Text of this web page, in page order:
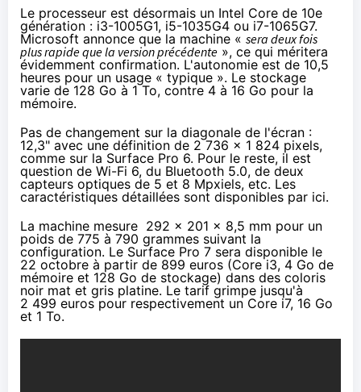
Le processeur est désormais un Intel Core de 10e
génération : i3-1005G1, i5-1035G4 ou i7-1065G7.
Microsoft annonce que la machine « sera deux fois
plus rapide que la version précédente », ce qui méritera
évidemment confirmation. L'autonomie est de 10,5
heures pour un usage « typique ». Le stockage
varie de 128 Go à 1 To, contre 4 à 16 Go pour la
mémoire.
Pas de changement sur la diagonale de l'écran :
12,3" avec une définition de 2 736 x 1 824 pixels,
comme sur la Surface Pro 6. Pour le reste, il est
question de Wi-Fi 6, du Bluetooth 5.0, de deux
capteurs optiques de 5 et 8 Mpxiels, etc. Les
caractéristiques détaillées sont disponibles par ici.
La machine mesure 292 x 201 x 8,5 mm pour un
poids de 775 à 790 grammes suivant la
configuration. Le Surface Pro 7 sera disponible le
22 octobre à partir de 899 euros (Core i3, 4 Go de
mémoire et 128 Go de stockage) dans des coloris
noir mat et gris platine. Le tarif grimpe jusqu'à
2 499 euros pour respectivement un Core i7, 16 Go
et 1 To.